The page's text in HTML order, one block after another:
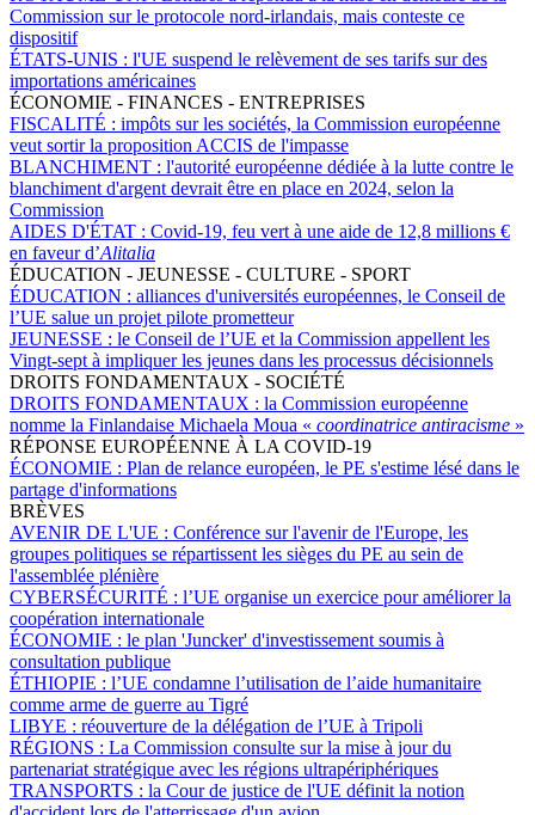
Commission sur le protocole nord-irlandais, mais conteste ce
dispositif
ÉTATS-UNIS : l'UE suspend le relèvement de ses tarifs sur des
importations américaines
ÉCONOMIE - FINANCES - ENTREPRISES
FISCALITÉ : impôts sur les sociétés, la Commission européenne
veut sortir la proposition ACCIS de l'impasse
BLANCHIMENT : l'autorité européenne dédiée à la lutte contre le
blanchiment d'argent devrait être en place en 2024, selon la
Commission
AIDES D'ÉTAT : Covid-19, feu vert à une aide de 12,8 millions €
en faveur d’Alitalia
ÉDUCATION - JEUNESSE - CULTURE - SPORT
ÉDUCATION : alliances d'universités européennes, le Conseil de
l’UE salue un projet pilote prometteur
JEUNESSE : le Conseil de l’UE et la Commission appellent les
Vingt-sept à impliquer les jeunes dans les processus décisionnels
DROITS FONDAMENTAUX - SOCIÉTÉ
DROITS FONDAMENTAUX : la Commission européenne
nomme la Finlandaise Michaela Moua « coordinatrice antiracisme »
RÉPONSE EUROPÉENNE À LA COVID-19
ÉCONOMIE : Plan de relance européen, le PE s'estime lésé dans le
partage d'informations
BRÈVES
AVENIR DE L'UE : Conférence sur l'avenir de l'Europe, les
groupes politiques se répartissent les sièges du PE au sein de
l'assemblée plénière
CYBERSÉCURITÉ : l’UE organise un exercice pour améliorer la
coopération internationale
ÉCONOMIE : le plan 'Juncker' d'investissement soumis à
consultation publique
ÉTHIOPIE : l’UE condamne l’utilisation de l’aide humanitaire
comme arme de guerre au Tigré
LIBYE : réouverture de la délégation de l’UE à Tripoli
RÉGIONS : La Commission consulte sur la mise à jour du
partenariat stratégique avec les régions ultrapériphériques
TRANSPORTS : la Cour de justice de l'UE définit la notion